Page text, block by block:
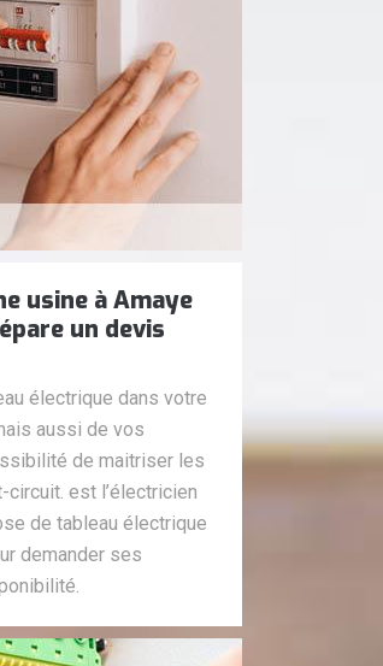
usine à Amaye
un devis
électrique dans votre
aussi de vos
de maitriser les
circuit. est l’électricien
de tableau électrique
demander ses